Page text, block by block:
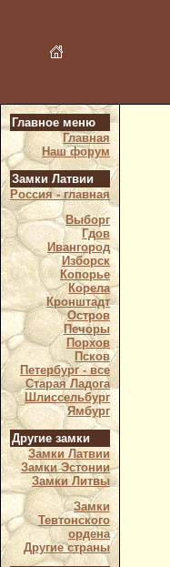
Главное меню
Главная
Наш форум
Замки Латвии
Россия - главная
Выборг
Гдов
Ивангород
Изборск
Копорье
Корела
Кронштадт
Остров
Печоры
Порхов
Псков
Петербург - все
Старая Ладога
Шлиссельбург
Ямбург
Другие замки
Замки Латвии
Замки Эстонии
Замки Литвы
Замки
Тевтонского
ордена
Другие страны